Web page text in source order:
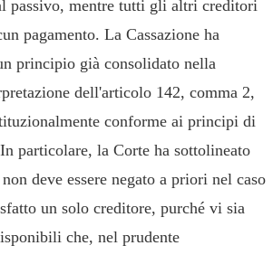
passivo, mentre tutti gli altri creditori
pagamento. La Cassazione ha
principio già consolidato nella
dell'articolo 142, comma 2,
conforme ai principi di
particolare, la Corte ha sottolineato
deve essere negato a priori nel caso
un solo creditore, purché vi sia
che, nel prudente